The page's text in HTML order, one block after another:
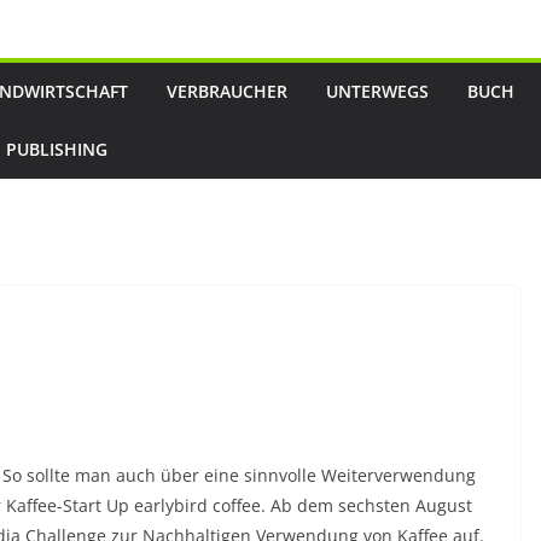
VERBRAUCHER UNTERWEGS BUCH
PUBLISHING
sollte man auch über eine sinnvolle Weiterverwendung
Start Up earlybird coffee. Ab dem sechsten August
Challenge zur Nachhaltigen Verwendung von Kaffee auf.